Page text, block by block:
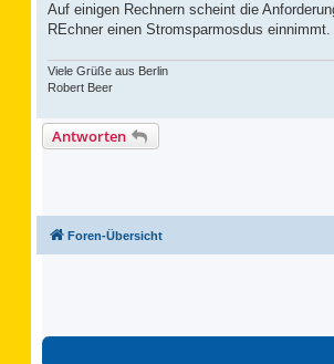
Auf einigen Rechnern scheint die
REchner einen Stromsparmosdus
Viele Grüße aus Berlin
Robert Beer
Antworten
Foren-Übersicht